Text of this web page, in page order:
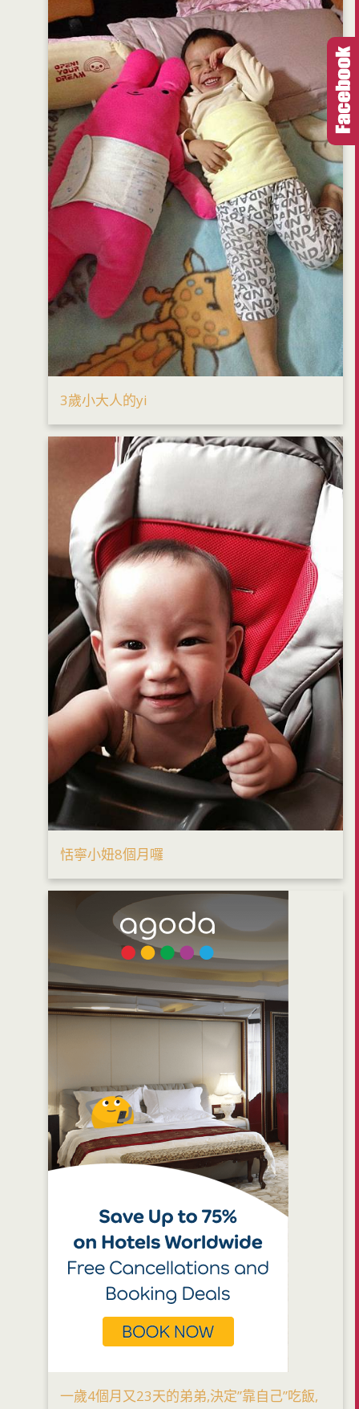
3歲小大人的yi
恬寧小妞8個月囉
一歲4個月又23天的弟弟,決定”靠自己”吃飯,